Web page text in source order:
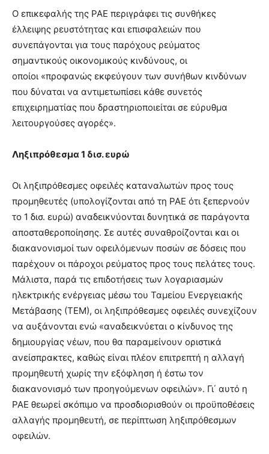
Ο επικεφαλής της ΡΑΕ περιγράφει τις συνθήκες
έλλειψης ρευστότητας και επισφαλειών που
συνεπάγονται για τους παρόχους ρεύματος
σημαντικούς οικονομικούς κινδύνους, οι
οποίοι «προφανώς εκφεύγουν των συνήθων κινδύνων
που δύναται να αντιμετωπίσει κάθε συνετός
επιχειρηματίας που δραστηριοποιείται σε εύρυθμα
λειτουργούσες αγορές».
Ληξιπρόθεσμα 1 δισ. ευρώ
Οι ληξιπρόθεσμες οφειλές καταναλωτών προς τους
προμηθευτές (υπολογίζονται από τη ΡΑΕ ότι ξεπερνούν
το 1 δισ. ευρώ) αναδεικνύονται δυνητικά σε παράγοντα
αποσταθεροποίησης. Σε αυτές συναθροίζονται και οι
διακανονισμοί των οφειλόμενων ποσών σε δόσεις που
παρέχουν οι πάροχοι ρεύματος προς τους πελάτες τους.
Μάλιστα, παρά τις επιδοτήσεις των λογαριασμών
ηλεκτρικής ενέργειας μέσω του Ταμείου Ενεργειακής
Μετάβασης (ΤΕΜ), οι ληξιπρόθεσμες οφειλές συνεχίζουν
να αυξάνονται ενώ «αναδεικνύεται ο κίνδυνος της
δημιουργίας νέων, που θα παραμείνουν οριστικά
ανείσπρακτες, καθώς είναι πλέον επιτρεπτή η αλλαγή
προμηθευτή χωρίς την εξόφληση ή έστω τον
διακανονισμό των προηγούμενων οφειλών». Γι΄ αυτό η
ΡΑΕ θεωρεί σκόπιμο να προσδιορισθούν οι προϋποθέσεις
αλλαγής προμηθευτή, σε περίπτωση ληξιπρόθεσμων
οφειλών.